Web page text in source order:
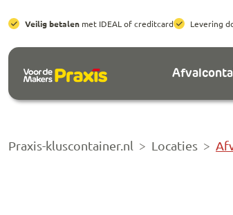
Veilig betalen met IDEAL of creditcard Levering
Praxis-kluscontainer.nl Locaties